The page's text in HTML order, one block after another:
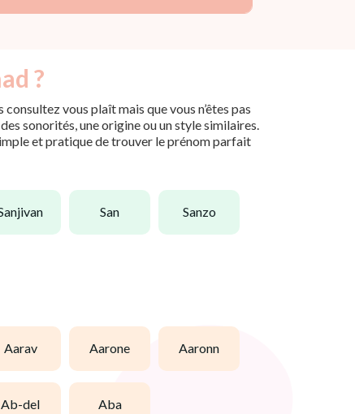
?
vous plaît mais que vous n’êtes pas
sonorités, une origine ou un style similaires.
et pratique de trouver le prénom parfait
sanjivan san sanzo
aarav aarone aaronn
ab-del aba